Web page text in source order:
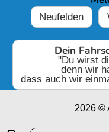
Neufelden
Dein
"Du wirst
denn wir
dass auch wir
2026 ©